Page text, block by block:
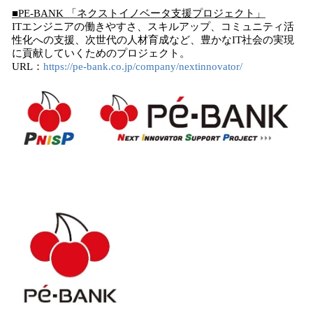
■PE-BANK 「ネクストイノベータ支援プロジェクト」
ITエンジニアの働きやすさ、スキルアップ、コミュニティ活
性化への支援、次世代の人材育成など、豊かなIT社会の実現
に貢献していくためのプロジェクト。
URL： https://pe-bank.co.jp/company/nextinnovator/